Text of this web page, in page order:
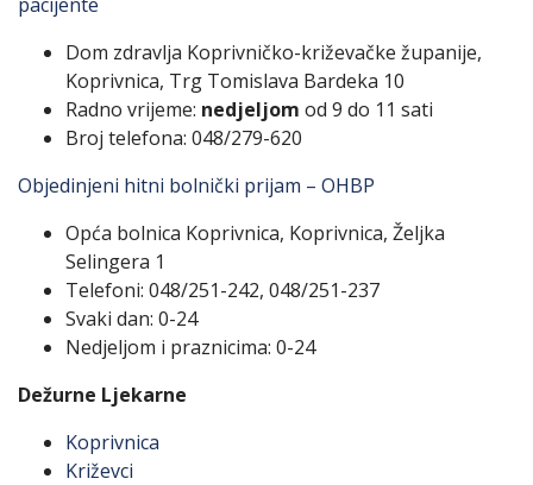
Dom zdravlja Koprivničko-križevačke županije,
Koprivnica, Trg Tomislava Bardeka 10
Radno vrijeme: nedjeljom od 9 do 11 sati
Broj telefona: 048/279-620
Objedinjeni hitni bolnički prijam – OHBP
Opća bolnica Koprivnica, Koprivnica, Željka
Selingera 1
Telefoni: 048/251-242, 048/251-237
Svaki dan: 0-24
Nedjeljom i praznicima: 0-24
Dežurne Ljekarne
Koprivnica
Križevci